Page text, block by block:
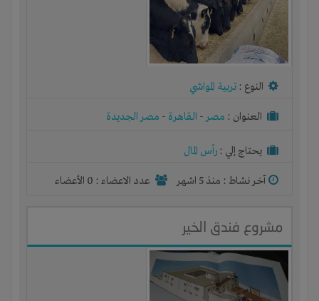
النوع : تربية المواشي
العنوان : مصر- القاهرة - مصر الجديدة
يحتاج إلي : رأس المال
آخر نشاط : منذ 5 اشهر عدد الاعضاء : 0 الأعضاء
مشروع فندق الخير